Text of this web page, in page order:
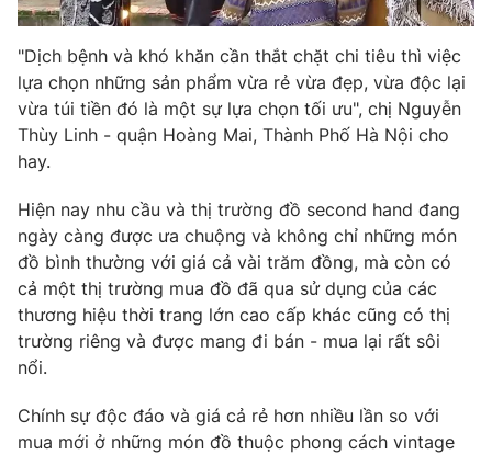
Chuyên mục khác
Emagazine Podcast
Photo Infographic
VTV Money VTV Thể thao
VTV Sức khoẻ Bất động sản
Thị trường 24h
VTV4 Vươn mình bằng AI
"Dịch bệnh và khó khăn cần thắt chặt chi tiêu thì việc
lựa chọn những sản phẩm vừa rẻ vừa đẹp, vừa độc lại
vừa túi tiền đó là một sự lựa chọn tối ưu", chị Nguyễn
Thùy Linh - quận Hoàng Mai, Thành Phố Hà Nội cho
hay.
Hiện nay nhu cầu và thị trường đồ second hand đang
ngày càng được ưa chuộng và không chỉ những món
đồ bình thường với giá cả vài trăm đồng, mà còn có
cả một thị trường mua đồ đã qua sử dụng của các
thương hiệu thời trang lớn cao cấp khác cũng có thị
trường riêng và được mang đi bán - mua lại rất sôi
nổi.
Chính sự độc đáo và giá cả rẻ hơn nhiều lần so với
mua mới ở những món đồ thuộc phong cách vintage